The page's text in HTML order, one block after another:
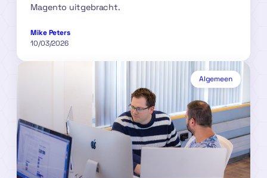
Magento uitgebracht.
Mike Peters
10/03/2026
Algemeen